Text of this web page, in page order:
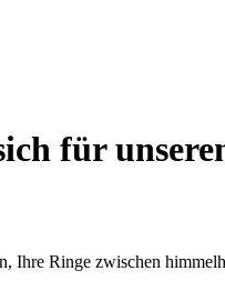
für
Ringe zwischen